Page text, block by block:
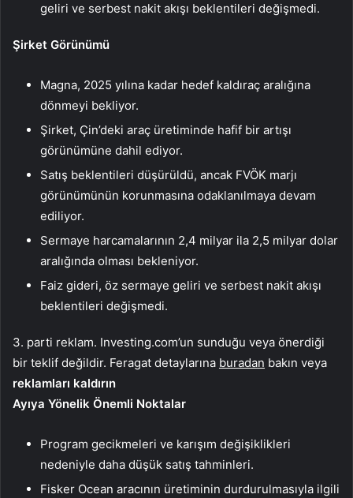
geliri ve serbest nakit akışı beklentileri değişmedi.
Şirket Görünümü
Magna, 2025 yılına kadar hedef kaldıraç aralığına
dönmeyi bekliyor.
Şirket, Çin’deki araç üretiminde hafif bir artışı
görünümüne dahil ediyor.
Satış beklentileri düşürüldü, ancak FVÖK marjı
görünümünün korunmasına odaklanılmaya devam
ediliyor.
Sermaye harcamalarının 2,4 milyar ila 2,5 milyar dolar
aralığında olması bekleniyor.
Faiz gideri, öz sermaye geliri ve serbest nakit akışı
beklentileri değişmedi.
3. parti reklam. Investing.com’un sunduğu veya önerdiği
bir teklif değildir. Feragat detaylarına buradan bakın veya
reklamları kaldırın
Ayıya Yönelik Önemli Noktalar
Program gecikmeleri ve karışım değişiklikleri
nedeniyle daha düşük satış tahminleri.
Fisker Ocean aracının üretiminin durdurulmasıyla ilgili